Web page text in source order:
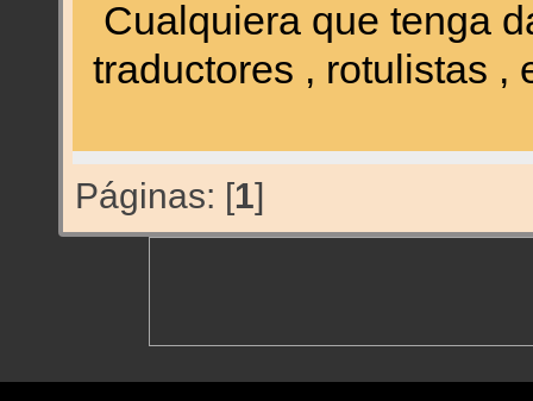
Cualquiera que tenga
traductores , rotulistas ,
Páginas: [1]